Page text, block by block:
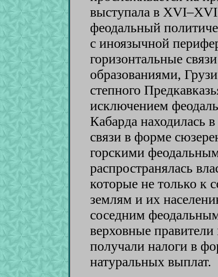
выступала в
феодальный
с иноязычной
горизонтальные
образованиями,
степного
исключением
Кабарда находилась
связи в форме
горскими
распространялась
которые не только к
землям и их
соседним
верховные
получали налоги в
натуральных выплат.